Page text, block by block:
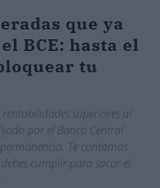
que ya
BCE: hasta el
tu
superiores al
por el Banco Central
Te contamos
cumplir para sacar el